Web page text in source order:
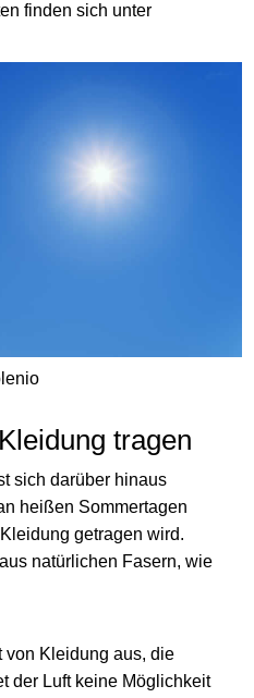
finden sich unter
tragen
sich darüber hinaus
heißen Sommertagen
getragen wird.
natürlichen Fasern, wie
von Kleidung aus, die
der Luft keine Möglichkeit